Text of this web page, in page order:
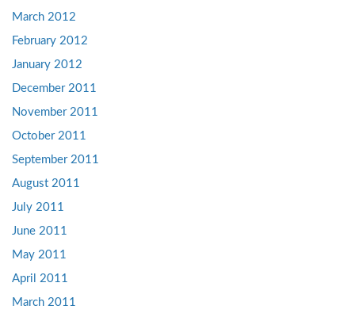
March 2012
February 2012
January 2012
December 2011
November 2011
October 2011
September 2011
August 2011
July 2011
June 2011
May 2011
April 2011
March 2011